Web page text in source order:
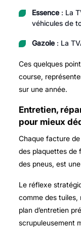
Essence: La
véhicules de
Gazole: La
Ces quelques
course,
sur une année.
Entretien,
pour mieux
Chaque facture
des plaquettes de
des pneus, est
Le réflexe
comme des tuiles,
plan d’entretien
scrupuleusement